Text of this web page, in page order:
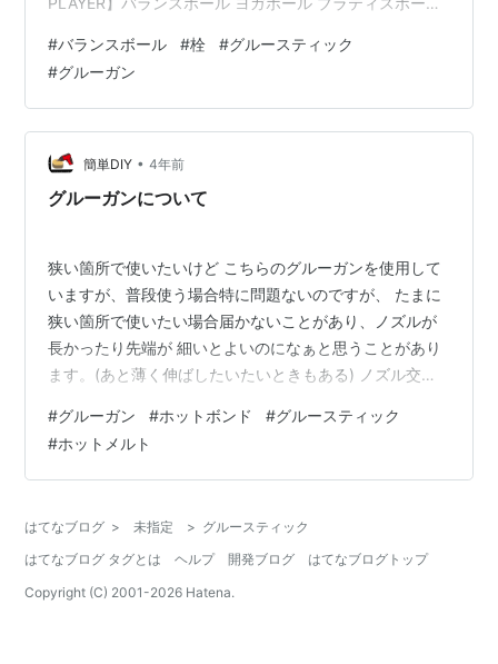
セット BEAUTY PLAYER Amazon わざわざ買うのもな
ぁ。2個も3個も要らないしなぁ。 何か代用できるものが
ないかと考えて思いついたのが、これ。 グルーガンの芯
(グルースティック)。 太さはちょうどいいし、なんだか
滑りにいし。短く切って穴をふさいだら、空気…
#バランスボール #栓 #グルースティック
#グルーガン
簡単DIY • 4年前
グルーガンについて
狭い箇所で使いたいけど こちらのグルーガンを使用して
いますが、普段使う場合特に問題ないのですが、 たまに
狭い箇所で使いたい場合届かないことがあり、ノズルが
長かったり先端が 細いとよいのになぁと思うことがあり
ます。(あと薄く伸ばしたいたいときもある) ノズル交換
細いものに変えられたらよいのにということで、調べて
たところ、ノズル交換ができるタイプのものがあるよう
です。 別売りのノズルセットが使用できると思われるグ
ースティックの直径について グルースティックの直径
は、7mmのものと11mmのもの…
#グルーガン #ホットボンド #グルースティック
#ホットメルト
はてなブログ > 未指定 > グルースティック
はてなブログ タグとは
ヘルプ 開発ブログ
はてなブログトップ
Copyright (C) 2001-2026 Hatena.